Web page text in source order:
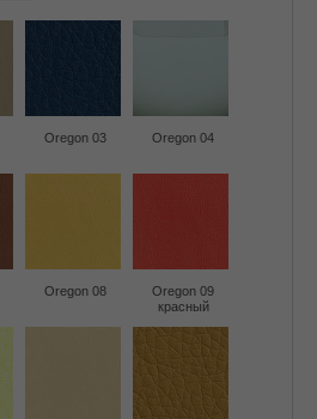
Oregon 03 Oregon 04
Oregon 08
Oregon 09
красный